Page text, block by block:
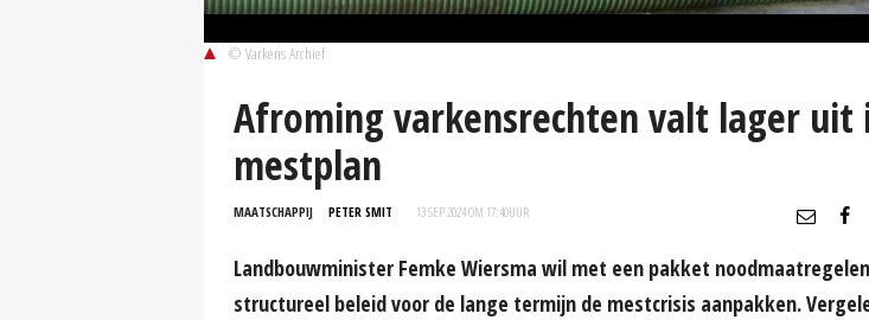
© Varkens Archief
Afroming varkensrechten valt lager uit
mestplan
MAATSCHAPPIJ PETER SMIT 13 SEP 2024 OM 17:40UUR
Landbouwminister Femke Wiersma wil met een pakket
structureel beleid voor de lange termijn de mestcrisis aanpakken.